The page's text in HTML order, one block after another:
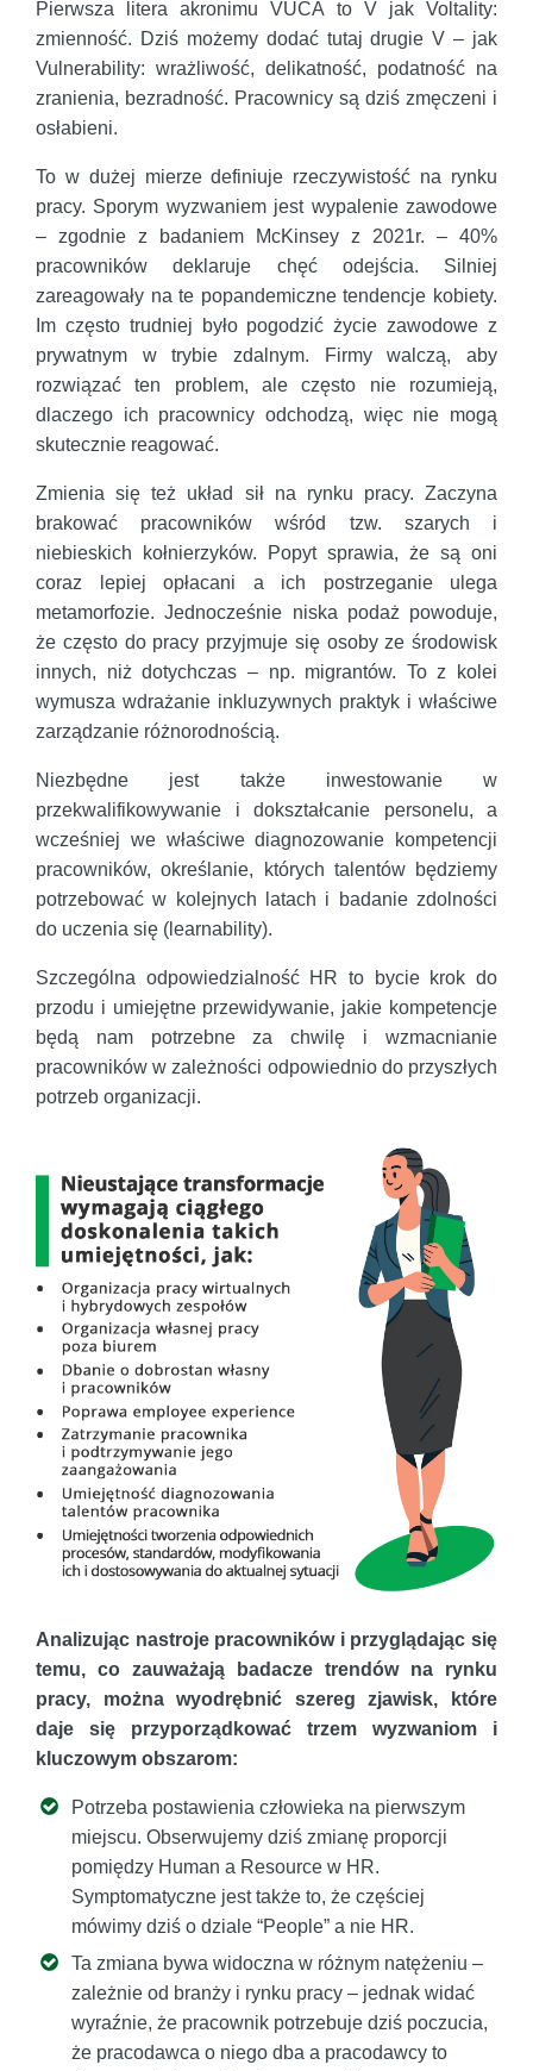
Pierwsza litera akronimu VUCA to V jak Voltality:
zmienność. Dziś możemy dodać tutaj drugie V – jak
Vulnerability: wrażliwość, delikatność, podatność na
zranienia, bezradność. Pracownicy są dziś zmęczeni i
osłabieni.
To w dużej mierze definiuje rzeczywistość na rynku
pracy. Sporym wyzwaniem jest wypalenie zawodowe
– zgodnie z badaniem McKinsey z 2021r. – 40%
pracowników deklaruje chęć odejścia. Silniej
zareagowały na te popandemiczne tendencje kobiety.
Im często trudniej było pogodzić życie zawodowe z
prywatnym w trybie zdalnym. Firmy walczą, aby
rozwiązać ten problem, ale często nie rozumieją,
dlaczego ich pracownicy odchodzą, więc nie mogą
skutecznie reagować.
Zmienia się też układ sił na rynku pracy. Zaczyna
brakować pracowników wśród tzw. szarych i
niebieskich kołnierzyków. Popyt sprawia, że są oni
coraz lepiej opłacani a ich postrzeganie ulega
metamorfozie. Jednocześnie niska podaż powoduje,
że często do pracy przyjmuje się osoby ze środowisk
innych, niż dotychczas – np. migrantów. To z kolei
wymusza wdrażanie inkluzywnych praktyk i właściwe
zarządzanie różnorodnością.
Niezbędne jest także inwestowanie w
przekwalifikowywanie i dokształcanie personelu, a
wcześniej we właściwe diagnozowanie kompetencji
pracowników, określanie, których talentów będziemy
potrzebować w kolejnych latach i badanie zdolności
do uczenia się (learnability).
Szczególna odpowiedzialność HR to bycie krok do
przodu i umiejętne przewidywanie, jakie kompetencje
będą nam potrzebne za chwilę i wzmacnianie
pracowników w zależności odpowiednio do przyszłych
potrzeb organizacji.
Analizując nastroje pracowników i przyglądając się
temu, co zauważają badacze trendów na rynku
pracy, można wyodrębnić szereg zjawisk, które
daje się przyporządkować trzem wyzwaniom i
kluczowym obszarom:
Potrzeba postawienia człowieka na pierwszym
miejscu. Obserwujemy dziś zmianę proporcji
pomiędzy Human a Resource w HR.
Symptomatyczne jest także to, że częściej
mówimy dziś o dziale “People” a nie HR.
Ta zmiana bywa widoczna w różnym natężeniu –
zależnie od branży i rynku pracy – jednak widać
wyraźnie, że pracownik potrzebuje dziś poczucia,
że pracodawca o niego dba a pracodawcy to